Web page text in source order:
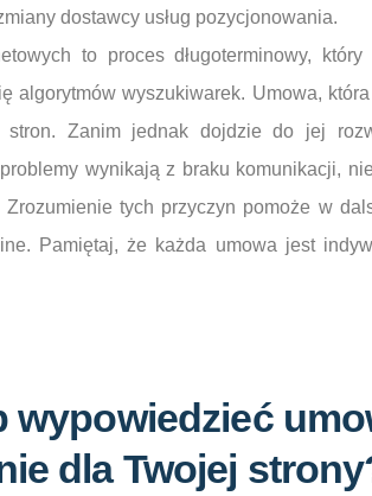
dostawcy usług pozycjonowania.
to proces długoterminowy,
algorytmów wyszukiwarek. Umowa,
Zanim jednak dojdzie do jej
wynikają z braku komunikacji,
tych przyczyn pomoże w
Pamiętaj, że każda umowa jest
wypowiedzieć
dla Twojej